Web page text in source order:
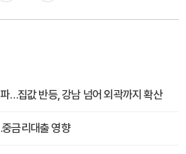
…집값 반등, 강남 넘어 외곽까지 확산
금리대출 영향